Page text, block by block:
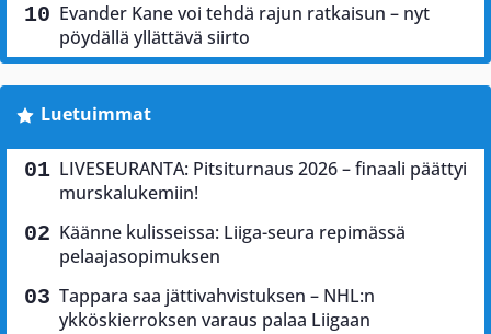
Evander Kane voi tehdä rajun ratkaisun – nyt
pöydällä yllättävä siirto
Luetuimmat
LIVESEURANTA: Pitsiturnaus 2026 – finaali päättyi
murskalukemiin!
Käänne kulisseissa: Liiga-seura repimässä
pelaajasopimuksen
Tappara saa jättivahvistuksen – NHL:n
ykköskierroksen varaus palaa Liigaan